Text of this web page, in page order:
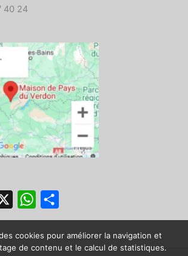
40 24
W
h
a
h
a
cookies pour améliorer la navigation et
de contenu et le calcul de statistiques.